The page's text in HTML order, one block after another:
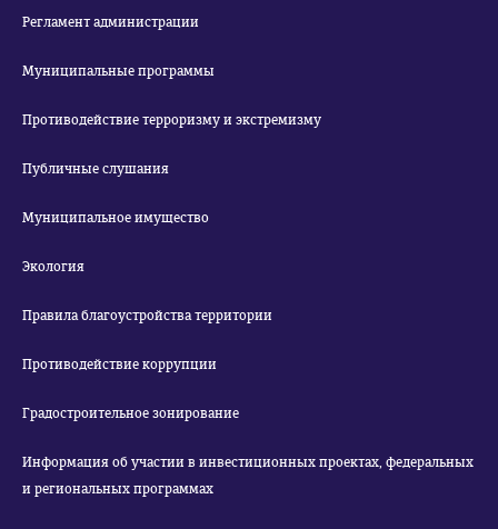
Регламент администрации
Муниципальные программы
Противодействие терроризму и экстремизму
Публичные слушания
Муниципальное имущество
Экология
Правила благоустройства территории
Противодействие коррупции
Градостроительное зонирование
Информация об участии в инвестиционных проектах, федеральных
и региональных программах